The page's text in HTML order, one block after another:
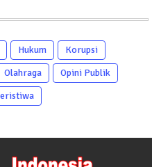
Hukum
Korupsi
Olahraga
Opini Publik